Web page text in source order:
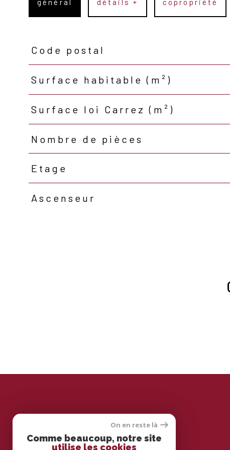
général détails + copropriété
TRAD_PAMPERO_Caracteristique
Code postal
Surface habitable (m²)
Surface loi Carrez (m²)
Nombre de pièces
Etage
Ascenseur
espace propriétaire
On en reste là
Comme beaucoup, notre site
utilise les cookies